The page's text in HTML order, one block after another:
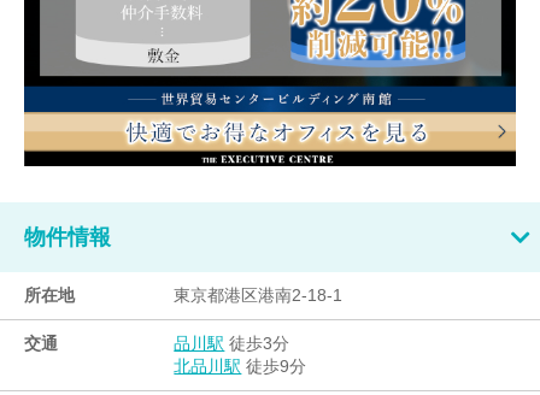
物件情報
所在地 東京都港区港南2-18-1
交通 品川駅 徒歩3分
北品川駅 徒歩9分